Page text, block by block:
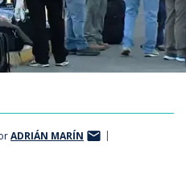
ADRIÁN MARÍN